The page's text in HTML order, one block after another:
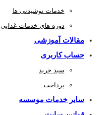
خدمات نوشیدنی ها
دوره های خدمات غذایی
مقالات آموزشی
حساب کاربری
سبد خرید
پرداخت
سایر خدمات موسسه